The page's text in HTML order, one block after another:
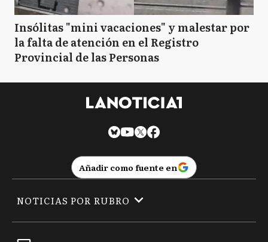
Insólitas "mini vacaciones" y malestar por
la falta de atención en el Registro
Provincial de las Personas
Añadir como fuente en
NOTICIAS POR RUBRO